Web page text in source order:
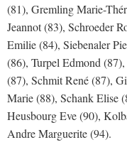
(81), Gremling Marie-
Jeannot (83), Schroeder
Emilie (84), Siebenaler
(86), Turpel Edmond
(87), Schmit René (87),
Marie (88), Schank Elise
Heusbourg Eve (90),
Andre Marguerite (94).